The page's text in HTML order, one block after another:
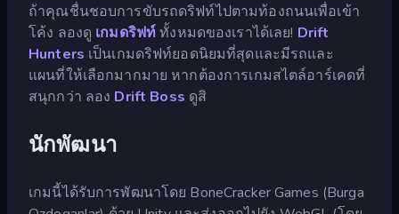
ถ้าคุณชื่นชอบการขับรถดริฟท์ไปตามท้องถนนเพื่อเข้า
โค้ง ลองดู เกมดริฟท์ทั้งหมดของเราได้เลย! Drift
Hunters เป็นเกมดริฟท์ยอดนิยมที่สุดและมีรถและ
แผนที่ให้เลือกมากมาย หากต้องการเกมสไตล์อาร์เคดที่
สนุกกว่า ลอง Drift Boss ดูสิ
นักพัฒนา
เกมนี้ได้รับการพัฒนาโดย BoneCracker Games (Burga